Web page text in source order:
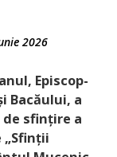
2026
Episcop-
Bacăului, a
sfințire a